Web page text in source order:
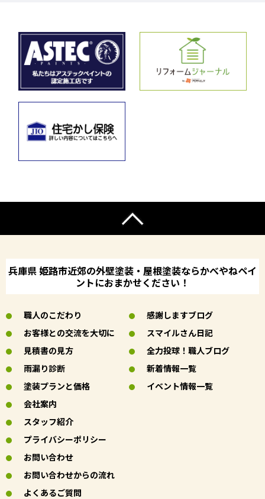
兵庫県 姫路市近郊の外壁塗装・屋根塗装ならかべやねペイ
ントにおまかせください！
職人のこだわり
お客様との交流を大切に
見積書の見方
雨漏り診断
塗装プランと価格
感謝しますブログ
スマイルさん日記
全力投球！職人ブログ
新着情報一覧
イベント情報一覧
会社案内
スタッフ紹介
プライバシーポリシー
お問い合わせ
お問い合わせからの流れ
よくあるご質問